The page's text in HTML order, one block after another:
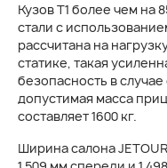
Кузов Т1 более чем на
стали c
рассчитана на
статике, такая
безопасность в
допустимая масса
составляет 1600 кг.
Ширина салона